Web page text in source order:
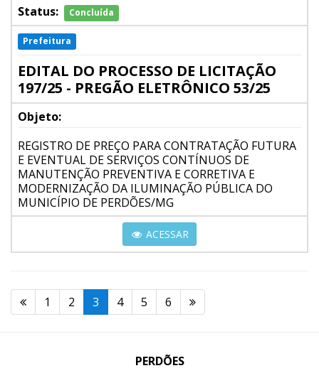
Status:
Concluída
Prefeitura
EDITAL DO PROCESSO DE LICITAÇÃO
197/25 - PREGÃO ELETRÔNICO 53/25
Objeto:
REGISTRO DE PREÇO PARA CONTRATAÇÃO FUTURA
E EVENTUAL DE SERVIÇOS CONTÍNUOS DE
MANUTENÇÃO PREVENTIVA E CORRETIVA E
MODERNIZAÇÃO DA ILUMINAÇÃO PÚBLICA DO
MUNICÍPIO DE PERDÕES/MG
ACESSAR
1 2 3 4 5 6
PERDÕES